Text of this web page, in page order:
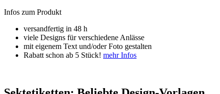
Infos zum Produkt
versandfertig in 48 h
viele Designs für verschiedene Anlässe
mit eigenem Text und/oder Foto gestalten
Rabatt schon ab 5 Stück! mehr Infos